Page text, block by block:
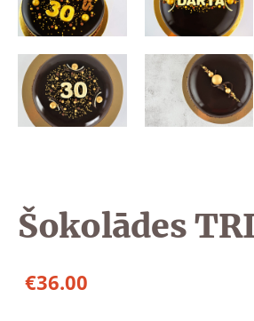
Šokolādes
€36.00